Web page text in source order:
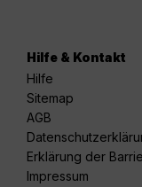
Hilfe & Kontakt
Hilfe
Sitemap
AGB
Erklärung der
Impressum